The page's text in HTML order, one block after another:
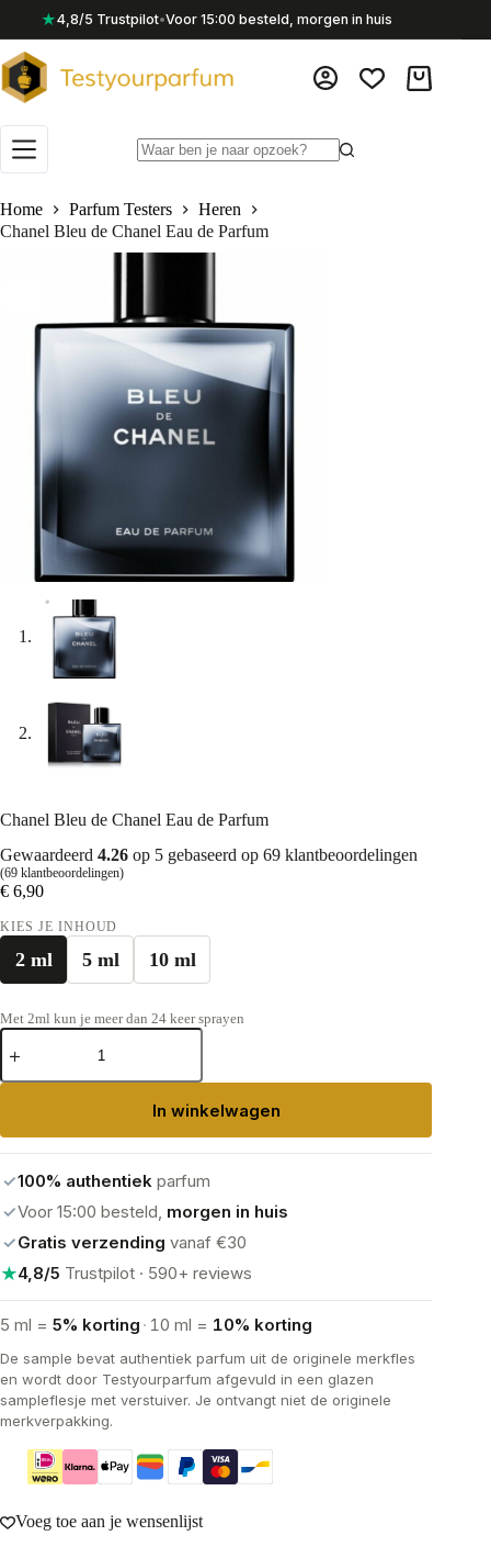
inhoud
★4,8/5 Trustpilot•Voor 15:00 besteld, morgen in huis
Home
Parfum Testers
Heren
Chanel Bleu de Chanel Eau de Parfum
Chanel Bleu de Chanel Eau de Parfum
Gewaardeerd 4.26 op 5 gebaseerd op 69 klantbeoordelingen
(69 klantbeoordelingen)
€ 6,90
KIES JE INHOUD
2 ml 5 ml 10 ml
Met 2ml kun je meer dan 24 keer sprayen
Chanel
Bleu
Chanel
In winkelwagen
✓100% authentiek parfum
✓Voor 15:00 besteld, morgen in huis
✓Gratis verzending vanaf €30
★4,8/5 Trustpilot · 590+ reviews
5 ml = 5% korting · 10 ml = 10% korting
De sample bevat authentiek parfum uit de originele merkfles
en wordt door Testyourparfum afgevuld in een glazen
sampleflesje met verstuiver. Je ontvangt niet de originele
merkverpakking.
Voeg toe aan je wensenlijst